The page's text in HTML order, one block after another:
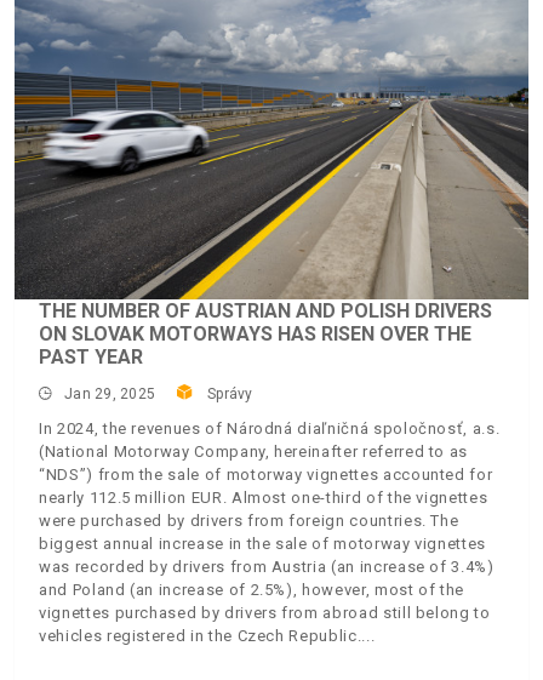
THE NUMBER OF AUSTRIAN AND POLISH DRIVERS
ON SLOVAK MOTORWAYS HAS RISEN OVER THE
PAST YEAR
Jan 29, 2025 Správy
In 2024, the revenues of Národná diaľničná spoločnosť, a.s.
(National Motorway Company, hereinafter referred to as
“NDS”) from the sale of motorway vignettes accounted for
nearly 112.5 million EUR. Almost one-third of the vignettes
were purchased by drivers from foreign countries. The
biggest annual increase in the sale of motorway vignettes
was recorded by drivers from Austria (an increase of 3.4%)
and Poland (an increase of 2.5%), however, most of the
vignettes purchased by drivers from abroad still belong to
vehicles registered in the Czech Republic.